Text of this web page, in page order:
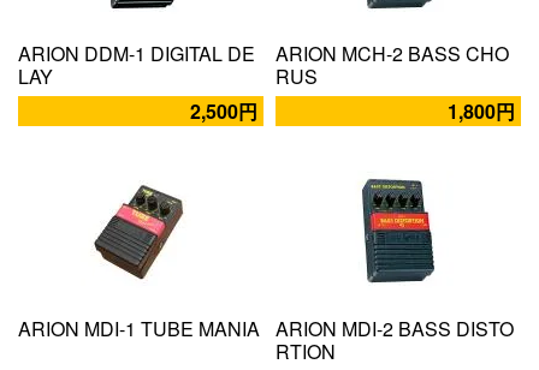
ARION DDM-1 DIGITAL DE
LAY
2,500円
ARION MCH-2 BASS CHO
RUS
1,800円
ARION MDI-1 TUBE MANIA
ARION MDI-2 BASS DISTO
RTION